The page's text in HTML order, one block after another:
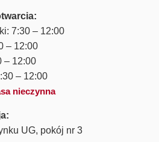
7:30 – 12:00
– 12:00
– 12:00
– 12:00
nieczynna
UG, pokój nr 3